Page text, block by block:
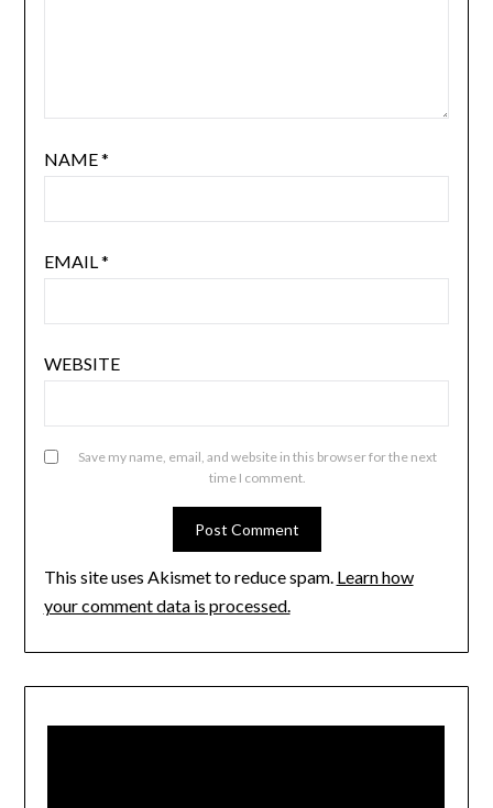
NAME*
EMAIL*
WEBSITE
Save my name, email, and website in this browser for the next
time I comment.
This site uses Akismet to reduce spam. Learn how
your comment data is processed.